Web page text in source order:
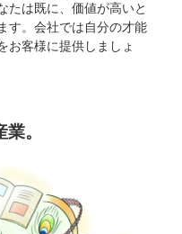
たは既に、価値が高いと
す。会社では自分の才能
お客様に提供しましょ
。